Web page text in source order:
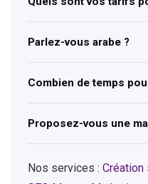
Parlez-vous arabe ?
Combien de temps
Proposez-vous une
Nos services :